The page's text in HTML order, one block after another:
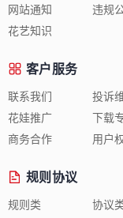
网站通知
违规
花艺知识
客户服务
联系我们
投诉
花娃推广
下载
商务合作
用户
规则协议
规则类 协议